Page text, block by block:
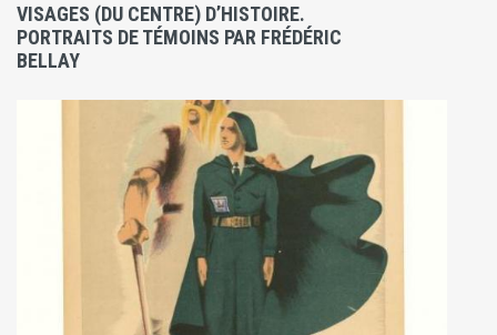
VISAGES (DU CENTRE) D’HISTOIRE.
PORTRAITS DE TÉMOINS PAR FRÉDÉRIC
BELLAY